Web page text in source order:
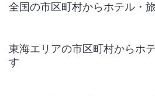
全国の市区町村からホテル・
東海エリアの市区町村からホ
す